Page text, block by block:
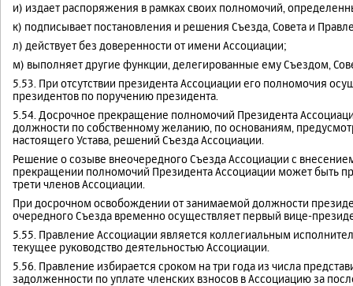
и) издает распоряжения в рамках своих полномочий,
к) подписывает постановления и решения Съезда, Совета и
л) действует без доверенности от имени Ассоциации;
м) выполняет другие функции, делегированные ему Съездом,
5.53. При отсутствии президента Ассоциации его полномочия
президентов по поручению президента.
5.54. Досрочное прекращение полномочий Президента
должности по собственному желанию, по основаниям,
настоящего Устава, решений Съезда Ассоциации.
Решение о созыве внеочередного Съезда Ассоциации с
прекращении полномочий Президента Ассоциации может быть
трети членов Ассоциации.
При досрочном освобождении от занимаемой должности
очередного Съезда временно осуществляет первый вице-
5.55. Правление Ассоциации является коллегиальным
текущее руководство деятельностью Ассоциации.
5.56. Правление избирается сроком на три года из числа
задолженности по уплате членских взносов в Ассоциацию за